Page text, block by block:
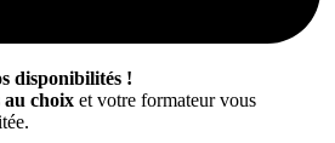
disponibilités !
au choix et votre formateur vous